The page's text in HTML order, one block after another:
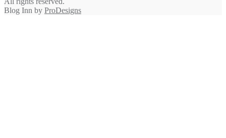
Blog Inn by ProDesigns